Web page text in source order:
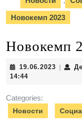
Новокемп 2023
Новокемп
19.06.2023
14:44
Categories:
Новости